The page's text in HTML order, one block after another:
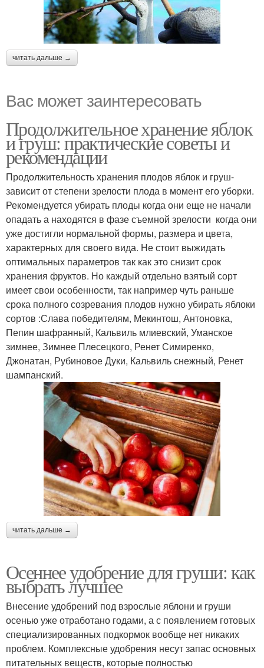
читать дальше →
Вас может заинтересовать
Продолжительное хранение яблок
и груш: практические советы и
рекомендации
Продолжительность хранения плодов яблок и груш-
зависит от степени зрелости плода в момент его уборки.
Рекомендуется убирать плоды когда они еще не начали
опадать а находятся в фазе съемной зрелости когда они
уже достигли нормальной формы, размера и цвета,
характерных для своего вида. Не стоит выжидать
оптимальных параметров так как это снизит срок
хранения фруктов. Но каждый отдельно взятый сорт
имеет свои особенности, так например чуть раньше
срока полного созревания плодов нужно убирать яблоки
сортов :Слава победителям, Мекинтош, Антоновка,
Пепин шафранный, Кальвиль млиевский, Уманское
зимнее, Зимнее Плесецкого, Ренет Симиренко,
Джонатан, Рубиновое Дуки, Кальвиль снежный, Ренет
шампанский.
читать дальше →
Осеннее удобрение для груши: как
выбрать лучшее
Внесение удобрений под взрослые яблони и груши
осенью уже отработано годами, а с появлением готовых
специализированных подкормок вообще нет никаких
проблем. Комплексные удобрения несут запас основных
питательных веществ, которые полностью